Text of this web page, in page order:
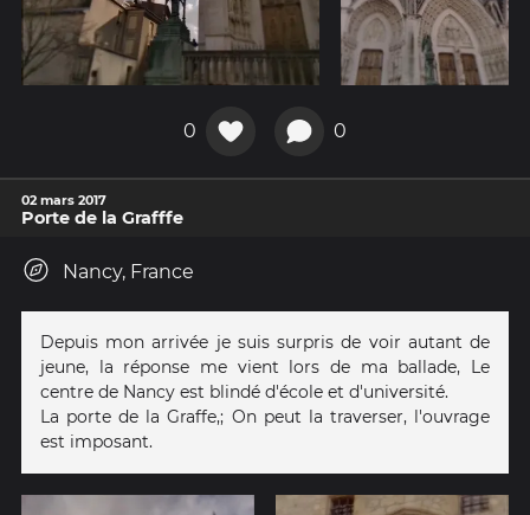
0 0
02 mars 2017
Porte de la Grafffe
Nancy, France
Depuis mon arrivée je suis surpris de voir autant de
jeune, la réponse me vient lors de ma ballade, Le
centre de Nancy est blindé d'école et d'université.
La porte de la Graffe,; On peut la traverser, l'ouvrage
est imposant.